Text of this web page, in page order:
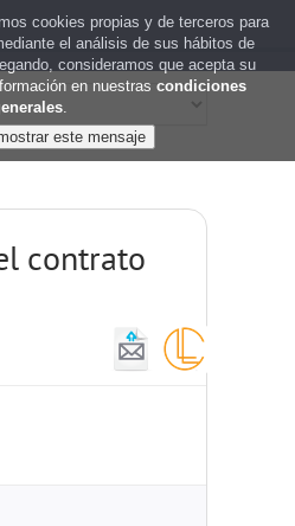
contrato
cookies propias y de terceros para
el análisis de sus hábitos de
consideramos que acepta su
en nuestras condiciones
.